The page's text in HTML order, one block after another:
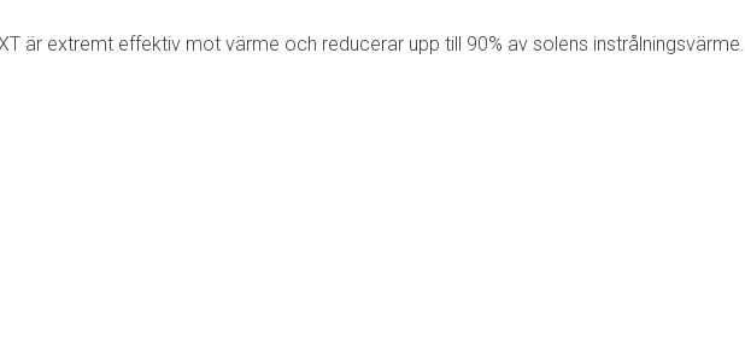
är extremt effektiv mot värme och reducerar upp till 90% av solens instrålningsvärme.